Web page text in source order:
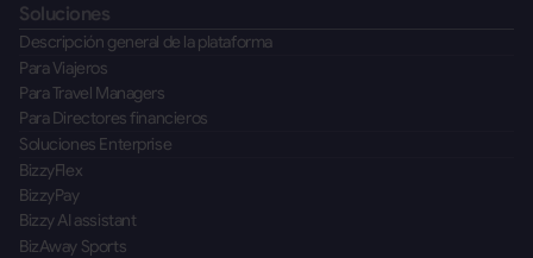
Soluciones
Descripción general de la plataforma
Para Viajeros
Para Travel Managers
Para Directores financieros
Soluciones Enterprise
BizzyFlex
BizzyPay
Bizzy AI assistant
BizAway Sports